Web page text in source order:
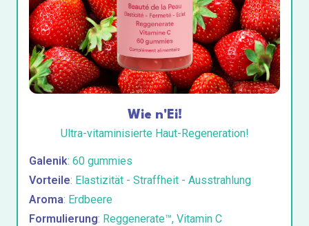
Wie n'Ei!
Ultra-vitaminisierte Haut-Regeneration!
Galenik: 60 gummies
Vorteile: Elastizität - Straffheit - Ausstrahlung
Aroma: Erdbeere
Formulierung: Reggenerate™, Vitamin C